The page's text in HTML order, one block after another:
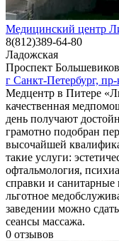
Медицинский центр
8(812)389-64-80
Ладожская
Проспект Большевиков
г Санкт-Петербург,
Медцентр в Питере
качественная
день получают
грамотно подобран
высочайшей
такие услуги:
офтальмология,
справки и
льготное
заведении можно
сеансы массажа.
0 отзывов